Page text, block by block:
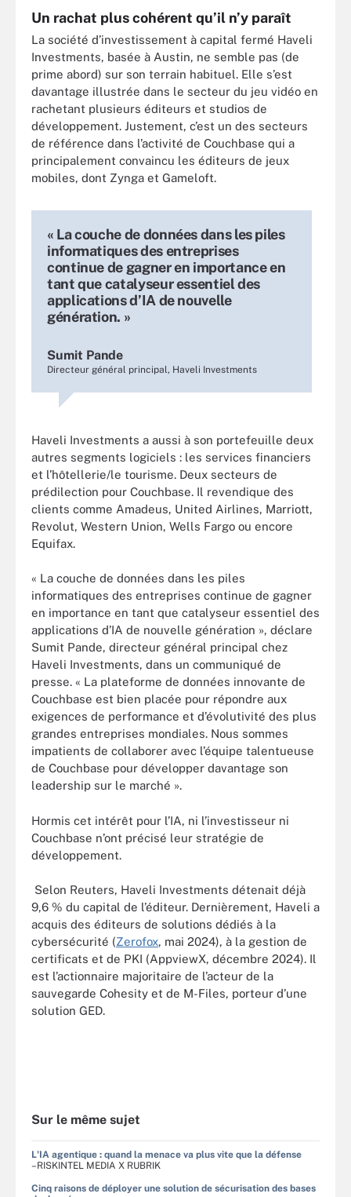
Un rachat plus cohérent qu’il n’y paraît
La société d’investissement à capital fermé Haveli
Investments, basée à Austin, ne semble pas (de
prime abord) sur son terrain habituel. Elle s’est
davantage illustrée dans le secteur du jeu vidéo en
rachetant plusieurs éditeurs et studios de
développement. Justement, c’est un des secteurs
de référence dans l’activité de Couchbase qui a
principalement convaincu les éditeurs de jeux
mobiles, dont Zynga et Gameloft.
« La couche de données dans les piles
informatiques des entreprises
continue de gagner en importance en
tant que catalyseur essentiel des
applications d’IA de nouvelle
génération. »
Sumit Pande
Directeur général principal, Haveli Investments
Haveli Investments a aussi à son portefeuille deux
autres segments logiciels : les services financiers
et l’hôtellerie/le tourisme. Deux secteurs de
prédilection pour Couchbase. Il revendique des
clients comme Amadeus, United Airlines, Marriott,
Revolut, Western Union, Wells Fargo ou encore
Equifax.
« La couche de données dans les piles
informatiques des entreprises continue de gagner
en importance en tant que catalyseur essentiel des
applications d’IA de nouvelle génération », déclare
Sumit Pande, directeur général principal chez
Haveli Investments, dans un communiqué de
presse. « La plateforme de données innovante de
Couchbase est bien placée pour répondre aux
exigences de performance et d’évolutivité des plus
grandes entreprises mondiales. Nous sommes
impatients de collaborer avec l’équipe talentueuse
de Couchbase pour développer davantage son
leadership sur le marché ».
Hormis cet intérêt pour l’IA, ni l’investisseur ni
Couchbase n’ont précisé leur stratégie de
développement.
Selon Reuters, Haveli Investments détenait déjà
9,6 % du capital de l’éditeur. Dernièrement, Haveli a
acquis des éditeurs de solutions dédiés à la
cybersécurité (Zerofox, mai 2024), à la gestion de
certificats et de PKI (AppviewX, décembre 2024). Il
est l’actionnaire majoritaire de l’acteur de la
sauvegarde Cohesity et de M-Files, porteur d’une
solution GED.
Sur le même sujet
L'IA agentique : quand la menace va plus vite que la défense
–RISKINTEL MEDIA X RUBRIK
Cinq raisons de déployer une solution de sécurisation des bases